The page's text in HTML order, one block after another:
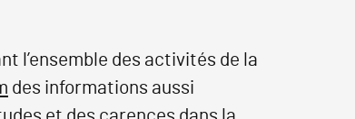
l’ensemble des activités de la
des informations aussi